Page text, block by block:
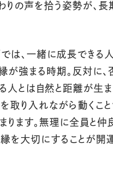
りの声を拾う姿勢が、
は、一緒に成長できる
が強まる時期。反対に
人とは自然と距離が生ま
取り入れながら動くこ
ります。無理に全員と仲
を大切にすることが開